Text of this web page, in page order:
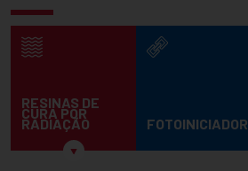
RESINAS DE
CURA POR
RADIAÇÃO FOTOINICIADOR